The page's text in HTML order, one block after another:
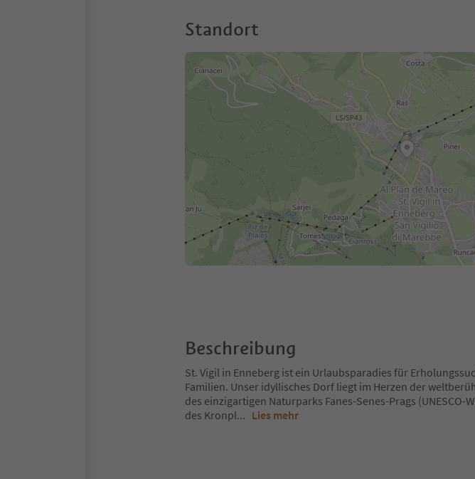
Standort
Beschreibung
St. Vigil in Enneberg ist ein Urlaubsparadies für
Familien. Unser idyllisches Dorf liegt im Herzen der
des einzigartigen Naturparks Fanes-Senes-Prags (UNESCO-
des Kronpl... Lies mehr